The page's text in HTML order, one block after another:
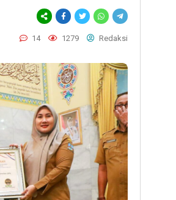
14 1279 Redaksi